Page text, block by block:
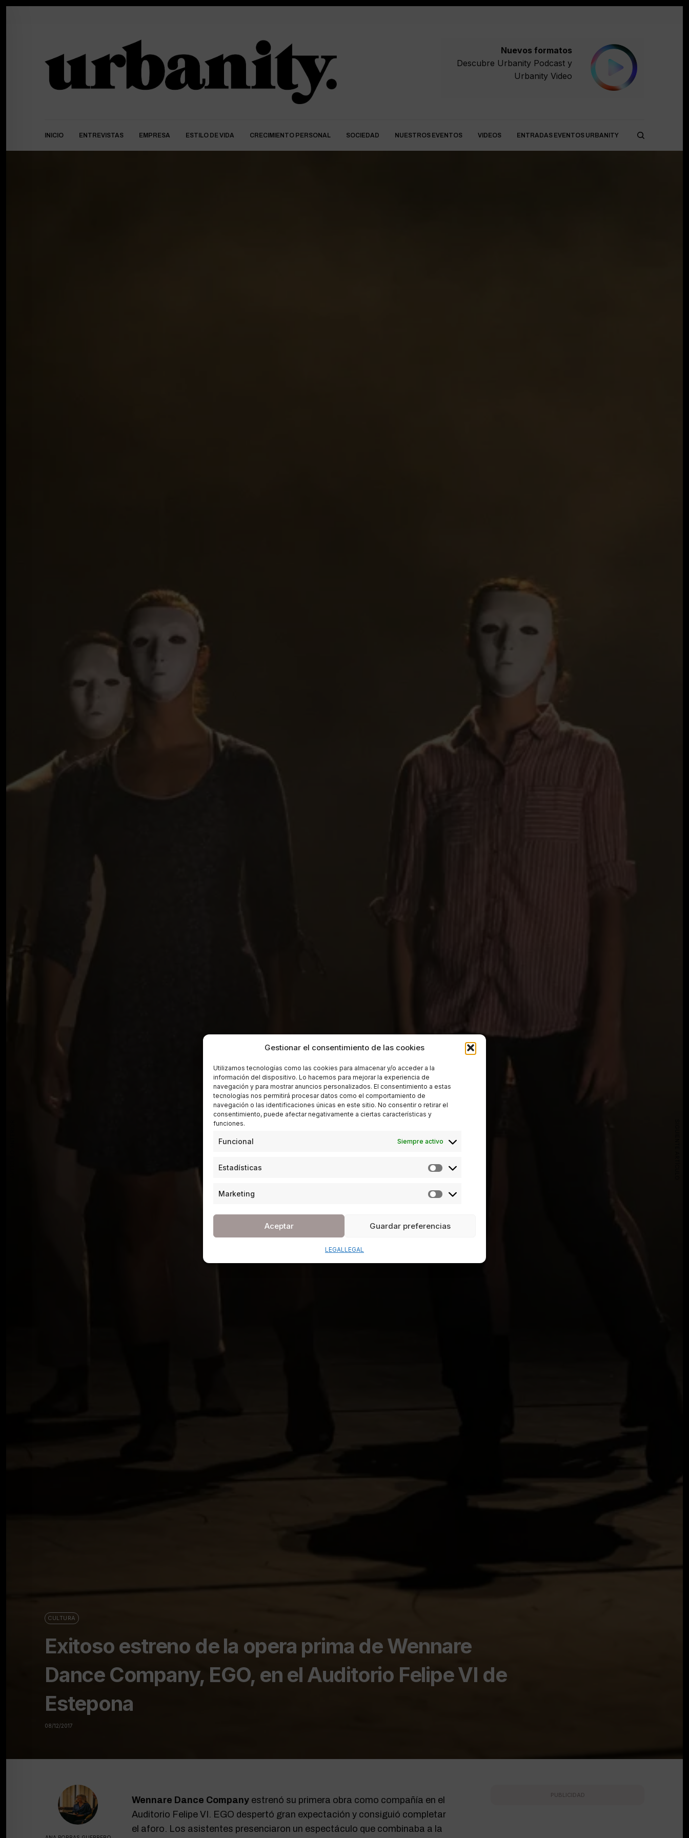
Gestionar el consentimiento de las cookies
Utilizamos tecnologías como las cookies para almacenar y/o acceder a la
información del dispositivo. Lo hacemos para mejorar la experiencia de
navegación y para mostrar anuncios personalizados. El consentimiento a estas
tecnologías nos permitirá procesar datos como el comportamiento de
navegación o las identificaciones únicas en este sitio. No consentir o retirar el
consentimiento, puede afectar negativamente a ciertas características y
funciones.
Funcional Siempre activo
Estadísticas
Marketing
Aceptar Guardar preferencias
LEGALLEGAL
Nuevos formatos
Descubre Urbanity Podcasty
Urbanity Video
INICIO ENTREVISTAS EMPRESA ESTILO DE VIDA CRECIMIENTO PERSONAL SOCIEDAD NUESTROS EVENTOS VIDEOS ENTRADAS EVENTOS URBANITY
CULTURA
Exitoso estreno de la opera prima de Wennare
Dance Company, EGO, en el Auditorio Felipe VI de
Estepona
08/12/2017
Wennare Dance Company estrenó su primera obra como compañía en el
Auditorio Felipe VI. EGO despertó gran expectación y consiguió completar
el aforo. Los asistentes presenciaron un espectáculo que combinaba a la
PUBLICIDAD